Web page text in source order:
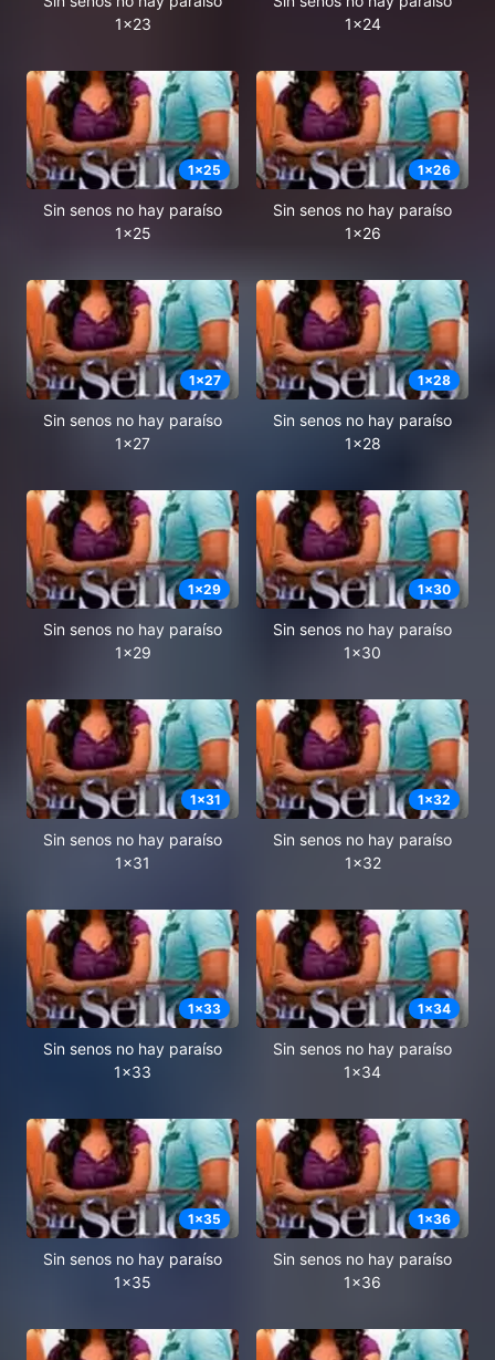
1x23
1x24
1x25
Sin senos no hay paraíso
1x25
1x26
Sin senos no hay paraíso
1x26
1x27
Sin senos no hay paraíso
1x27
1x28
Sin senos no hay paraíso
1x28
1x29
Sin senos no hay paraíso
1x29
1x30
Sin senos no hay paraíso
1x30
1x31
Sin senos no hay paraíso
1x31
1x32
Sin senos no hay paraíso
1x32
1x33
Sin senos no hay paraíso
1x33
1x34
Sin senos no hay paraíso
1x34
1x35
Sin senos no hay paraíso
1x35
1x36
Sin senos no hay paraíso
1x36